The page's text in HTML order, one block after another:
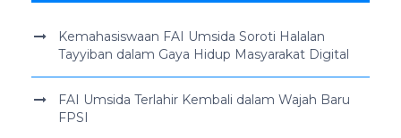
Kemahasiswaan FAI Umsida Soroti Halalan
Tayyiban dalam Gaya Hidup Masyarakat Digital
FAI Umsida Terlahir Kembali dalam Wajah Baru
FPSI